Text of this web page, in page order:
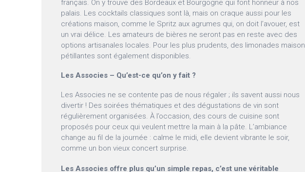
français. On y trouve des Bordeaux et Bourgogne qui font honneur à nos
palais. Les cocktails classiques sont là, mais on craque aussi pour les
créations maison, comme le Spritz aux agrumes qui, on doit l’avouer, est
un vrai délice. Les amateurs de bières ne seront pas en reste avec des
options artisanales locales. Pour les plus prudents, des limonades maison
pétillantes sont également disponibles.
Les Associes – Qu’est-ce qu’on y fait ?
Les Associes ne se contente pas de nous régaler ; ils savent aussi nous
divertir ! Des soirées thématiques et des dégustations de vin sont
régulièrement organisées. À l’occasion, des cours de cuisine sont
proposés pour ceux qui veulent mettre la main à la pâte. L’ambiance
change au fil de la journée : calme le midi, elle devient vibrante le soir,
comme un bon vieux concert surprise.
Les Associes offre plus qu’un simple repas, c’est une véritable